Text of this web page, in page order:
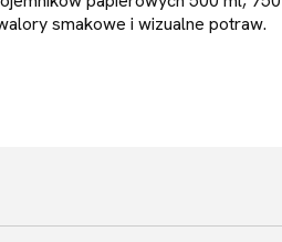
smakowe i wizualne potraw.